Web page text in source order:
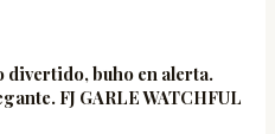
divertido, buho en alerta.
FJ GARLE WATCHFUL